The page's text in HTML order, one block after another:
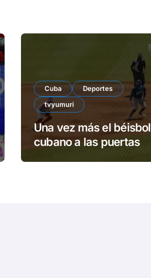
Cuba
Deportes
tvyumuri
Una vez más el béisbol
cubano a las puertas